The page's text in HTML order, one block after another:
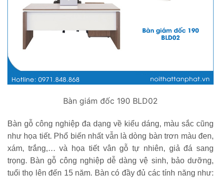
Bàn giám đốc 190 BLD02
Bàn gỗ công nghiệp đa dạng về kiểu dáng, màu sắc cũng
như họa tiết. Phổ biến nhất vẫn là dòng bàn trơn màu đen,
xám, trắng,… và họa tiết vân gỗ tự nhiên, giả đá sang
trọng. Bàn gỗ công nghiệp dễ dàng vệ sinh, bảo dưỡng,
tuổi thọ lên đến 15 năm. Bàn có đầy đủ các tính năng như: